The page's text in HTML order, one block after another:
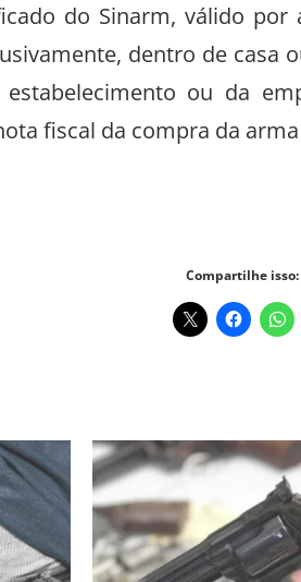
do Sinarm, válido
dentro de casa
ou da
fiscal da compra da
Compartilhe isso: